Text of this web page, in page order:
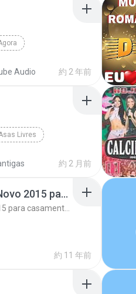
Audio 約 2 年前
Livres
約 2 月前
Não Ha Limites Gospel CD Novo 2015 para casamento casal musica romantica
約 11 年前